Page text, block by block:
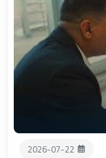
2026-07-22